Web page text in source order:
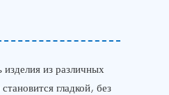
из различных
гладкой, без